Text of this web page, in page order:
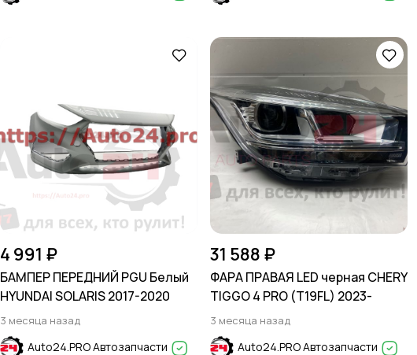
4 991 ₽
БАМПЕР ПЕРЕДНИЙ PGU Белый
HYUNDAI SOLARIS 2017-2020
3 месяца назад
Auto24.PRO Автозапчасти
31 588 ₽
ФАРА ПРАВАЯ LED черная CHERY
TIGGO 4 PRO (T19FL) 2023-
3 месяца назад
Auto24.PRO Автозапчасти